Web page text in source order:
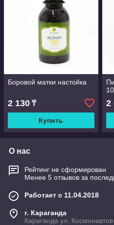
Боровой матки настойка
2 130 ₸
Купить
2
О нас
Рейтинг не сформирован
Менее 5 отзывов за
Работает с 11.04.2018
г. Караганда
Караганда ул.